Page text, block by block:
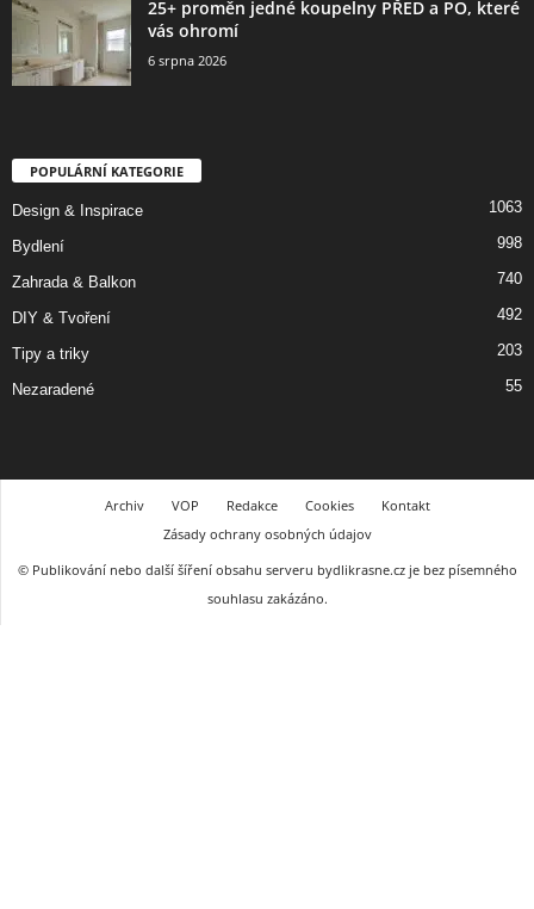
25+ proměn jedné koupelny PŘED a PO, které
vás ohromí
6 srpna 2026
POPULÁRNÍ KATEGORIE
Design & Inspirace 1063
Bydlení 998
Zahrada & Balkon 740
DIY & Tvoření 492
Tipy a triky 203
Nezaradené 55
Archiv VOP Redakce Cookies
Kontakt
Zásady ochrany osobných údajov
© Publikování nebo další šíření obsahu serveru bydlikrasne.cz je bez písemného
souhlasu zakázáno.